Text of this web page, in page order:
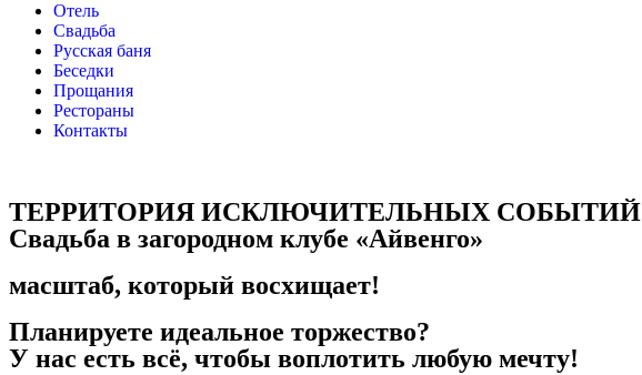
Отель
Свадьба
Русская баня
Беседки
Прощания
Рестораны
Контакты
ТЕРРИТОРИЯ ИСКЛЮЧИТЕЛЬНЫХ СОБЫТИЙ
Свадьба в загородном клубе «Айвенго»
масштаб, который восхищает!
Планируете идеальное торжество?
У нас есть всё, чтобы воплотить любую мечту!